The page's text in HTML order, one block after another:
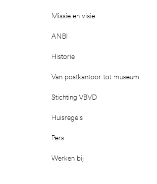
Missie en visie
ANBI
Historie
Van postkantoor tot museum
Stichting VBVD
Huisregels
Pers
Werken bij